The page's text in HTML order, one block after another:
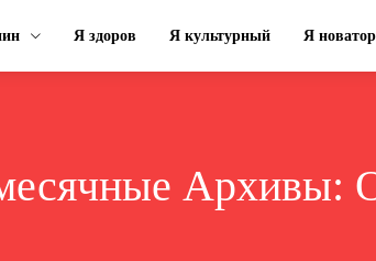
Я здоров Я культурный Я новатор
Архивы: